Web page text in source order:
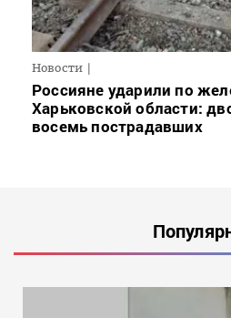
Новости
Россияне ударили по
Харьковской области:
восемь пострадавших